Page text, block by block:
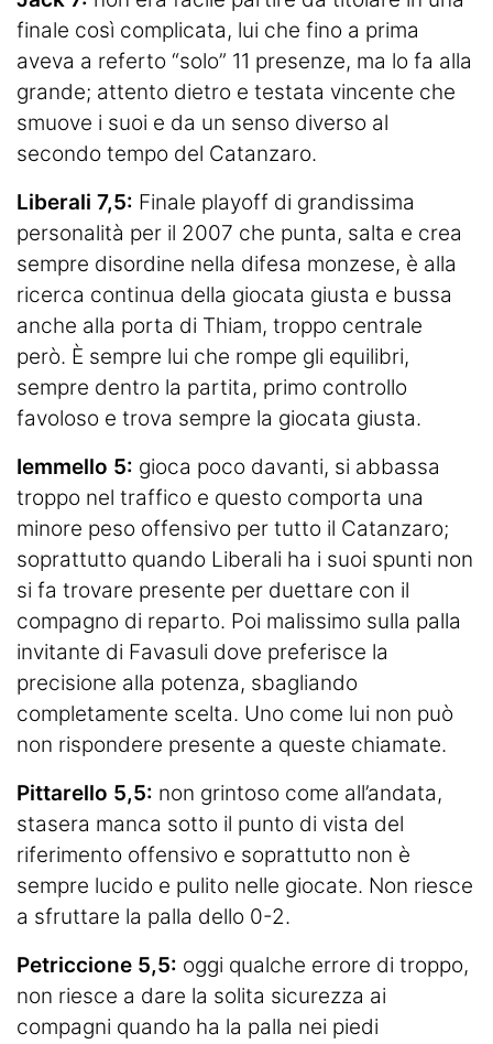
finale così complicata, lui che fino a prima
aveva a referto “solo” 11 presenze, ma lo fa alla
grande; attento dietro e testata vincente che
smuove i suoi e da un senso diverso al
secondo tempo del Catanzaro.
Liberali 7,5: Finale playoff di grandissima
personalità per il 2007 che punta, salta e crea
sempre disordine nella difesa monzese, è alla
ricerca continua della giocata giusta e bussa
anche alla porta di Thiam, troppo centrale
però. È sempre lui che rompe gli equilibri,
sempre dentro la partita, primo controllo
favoloso e trova sempre la giocata giusta.
Iemmello 5: gioca poco davanti, si abbassa
troppo nel traffico e questo comporta una
minore peso offensivo per tutto il Catanzaro;
soprattutto quando Liberali ha i suoi spunti non
si fa trovare presente per duettare con il
compagno di reparto. Poi malissimo sulla palla
invitante di Favasuli dove preferisce la
precisione alla potenza, sbagliando
completamente scelta. Uno come lui non può
non rispondere presente a queste chiamate.
Pittarello 5,5: non grintoso come all’andata,
stasera manca sotto il punto di vista del
riferimento offensivo e soprattutto non è
sempre lucido e pulito nelle giocate. Non riesce
a sfruttare la palla dello 0-2.
Petriccione 5,5: oggi qualche errore di troppo,
non riesce a dare la solita sicurezza ai
compagni quando ha la palla nei piedi